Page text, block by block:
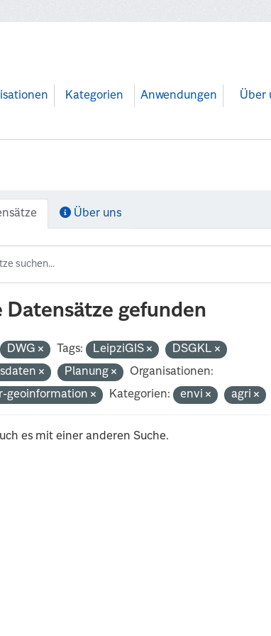
Kategorien Anwendungen Über
Über uns
Datensätze gefunden
DWG Tags: LeipziGIS
DSGKL
Planung
Organisationen:
geoinformation
Kategorien: envi agri
es mit einer anderen Suche.